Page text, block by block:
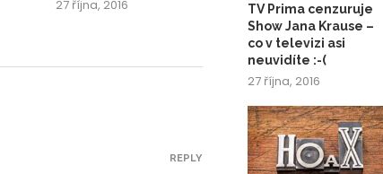
27 října, 2016
REPLY
TV Prima cenzuruje
Show Jana Krause –
co v televizi asi
neuvidíte :-(
27 října, 2016